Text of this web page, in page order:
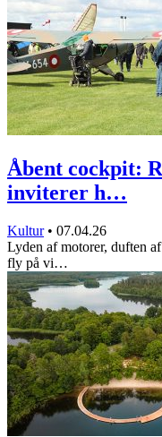
Åbent cockpit:
inviterer h…
Kultur • 07.04.26
Lyden af motorer, duften
fly på vi…